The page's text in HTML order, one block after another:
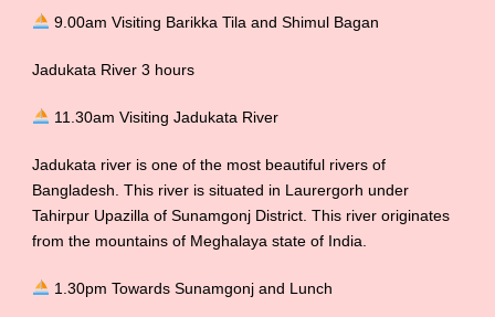
9.00am Visiting Barikka Tila and Shimul Bagan
Jadukata River 3 hours
11.30am Visiting Jadukata River
Jadukata river is one of the most beautiful rivers of
Bangladesh. This river is situated in Laurergorh under
Tahirpur Upazilla of Sunamgonj District. This river originates
from the mountains of Meghalaya state of India.
1.30pm Towards Sunamgonj and Lunch